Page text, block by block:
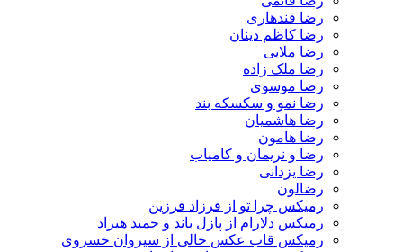
رضا قندهاری
رضا کاظم دینان
رضا ملایی
رضا ملک زاده
رضا موسوی
رضا نمو و سکسکه بند
رضا هاشمیان
رضا هامون
رضا و نریمان و کامیاب
رضا یزدانی
رضالون
رمیکس چرا تو از فرزاد فرزین
رمیکس دلارام از پازل باند و حمید هیراد
رمیکس قاب عکس خالی از سیروان خسروی